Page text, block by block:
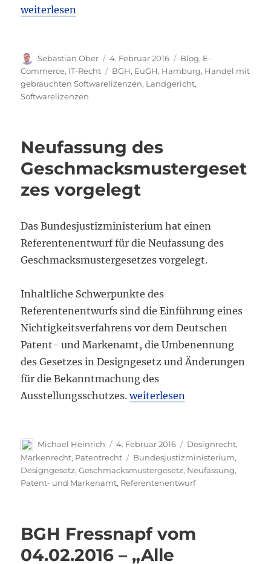
„Weitere Entscheidung des Landgerichts
weiterlesen
Autor
Sebastian Ober
Veröffentlicht
am
4. Februar 2016 Kategorien
Blog, E-
Commerce, IT-Recht Schlagwörter
BGH, EuGH, Hamburg, Handel mit
gebrauchten Softwarelizenzen, Landgericht,
Softwarelizenzen
Neufassung des
Geschmacksmustergeset
zes vorgelegt
Das Bundesjustizministerium hat einen
Referentenentwurf für die Neufassung des
Geschmacksmustergesetzes vorgelegt.
Inhaltliche Schwerpunkte des
Referentenentwurfs sind die Einführung eines
Nichtigkeitsverfahrens vor dem Deutschen
Patent- und Markenamt, die Umbenennung
des Gesetzes in Designgesetz und Änderungen
für die Bekanntmachung des
Ausstellungsschutzes.„Neufassung des
weiterlesen
Autor
Michael Heinrich
Veröffentlicht
am
4. Februar 2016 Kategorien
Designrecht,
Markenrecht, Patentrecht Schlagwörter
Bundesjustizministerium,
Designgesetz,Geschmacksmustergesetz, Neufassung,
Patent- und Markenamt, Referentenentwurf
BGH Fressnapf vom
04.02.2016 – „Alle